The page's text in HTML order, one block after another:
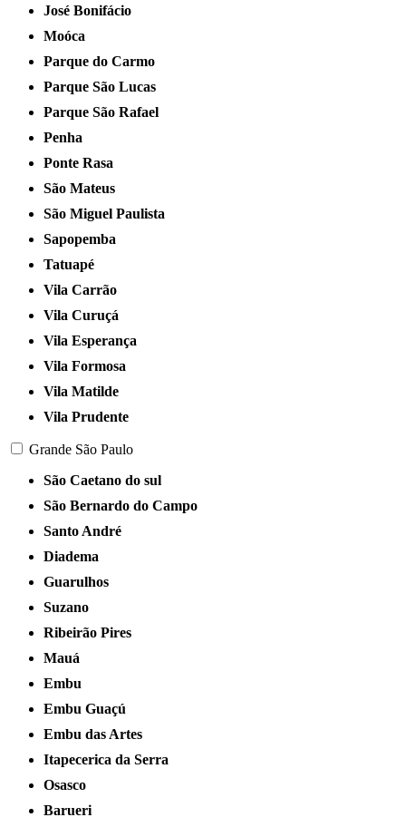
José Bonifácio
Moóca
Parque do Carmo
Parque São Lucas
Parque São Rafael
Penha
Ponte Rasa
São Mateus
São Miguel Paulista
Sapopemba
Tatuapé
Vila Carrão
Vila Curuçá
Vila Esperança
Vila Formosa
Vila Matilde
Vila Prudente
Grande São Paulo
São Caetano do sul
São Bernardo do Campo
Santo André
Diadema
Guarulhos
Suzano
Ribeirão Pires
Mauá
Embu
Embu Guaçú
Embu das Artes
Itapecerica da Serra
Osasco
Barueri